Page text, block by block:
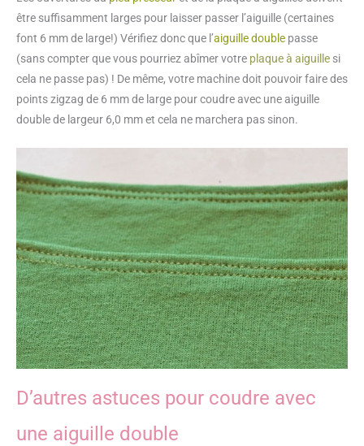
être suffisamment larges pour laisser passer l’aiguille (certaines
font 6 mm de large!) Vérifiez donc que l’aiguille double passe
(sans compter que vous pourriez abîmer votre plaque à aiguille si
cela ne passe pas) ! De même, votre machine doit pouvoir faire des
points zigzag de 6 mm de large pour coudre avec une aiguille
double de largeur 6,0 mm et cela ne marchera pas sinon.
D’autres astuces pour coudre avec
une aiguille double